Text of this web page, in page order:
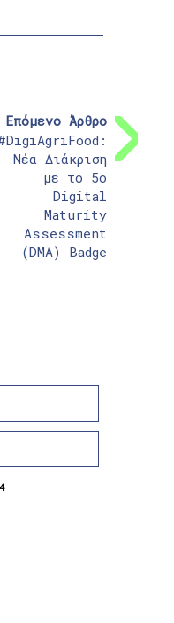
Επόμενο Άρθρο
Νέα Διάκριση
με το 5ο
Digital
Maturity
Assessment
(DMA) Badge